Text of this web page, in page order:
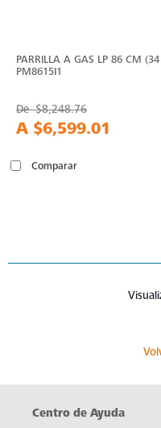
PARRILLA A GAS LP 86 CM
PM8615I1
De$8,248.76
A $6,599.01
Comparar
Centro de Ayuda